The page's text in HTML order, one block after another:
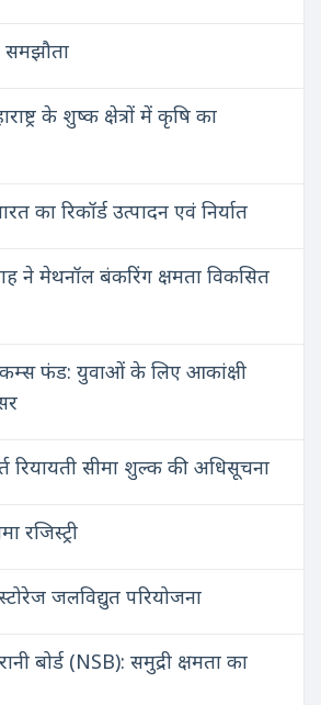
के शुष्क क्षेत्रों में कृषि का
का रिकॉर्ड उत्पादन एवं निर्यात
ने मेथनॉल बंकरिंग क्षमता विकसित
फंड: युवाओं के लिए आकांक्षी
रियायती सीमा शुल्क की अधिसूचना
रजिस्ट्री
जलविद्युत परियोजना
बोर्ड (NSB): समुद्री क्षमता का